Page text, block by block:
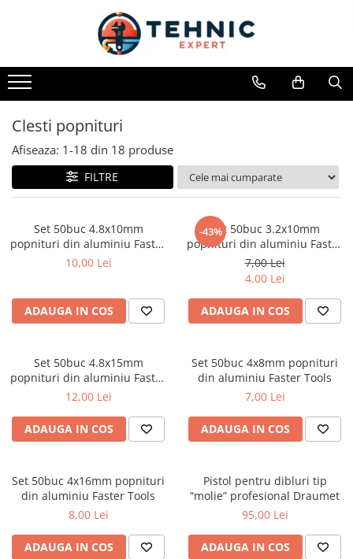
Toate Produsele
Accesorii pentru scule electrice
Accesorii pentru sculele pe aer
Alte accesorii pentru scule
electrice
Biti, prelungitoare si accesorii
Mixere pentru material
Panze pentru pendular si ferastrau
sabie
Perii sarma
reparatii
Alte benzi
Benzi din aluminiu
Benzi dublu-adezive
Benzi duct tape
Benzi pentru avertizare
Burghie, dalti, spituri
Burghie pentru beton cu prindere
Burghie pentru beton SDS+
Clesti popnituri
Afiseaza: 1-18 din 18 produse
FILTRE
Set 50buc 4.8x10mm
popnituri din aluminiu Faster
Tools
10,00 Lei
ADAUGA IN COS
-43%Set 50buc 3.2x10mm
popnituri din aluminiu Faster
Tools
7,00 Lei
4,00 Lei
ADAUGA IN COS
Set 50buc 4.8x15mm
popnituri din aluminiu Faster
Tools
12,00 Lei
ADAUGA IN COS
Set 50buc 4x8mm popnituri
din aluminiu Faster Tools
7,00 Lei
ADAUGA IN COS
Set 50buc 4x16mm popnituri
din aluminiu Faster Tools
8,00 Lei
ADAUGA IN COS
Pistol pentru dibluri tip
“molie” profesional Draumet
95,00 Lei
ADAUGA IN COS